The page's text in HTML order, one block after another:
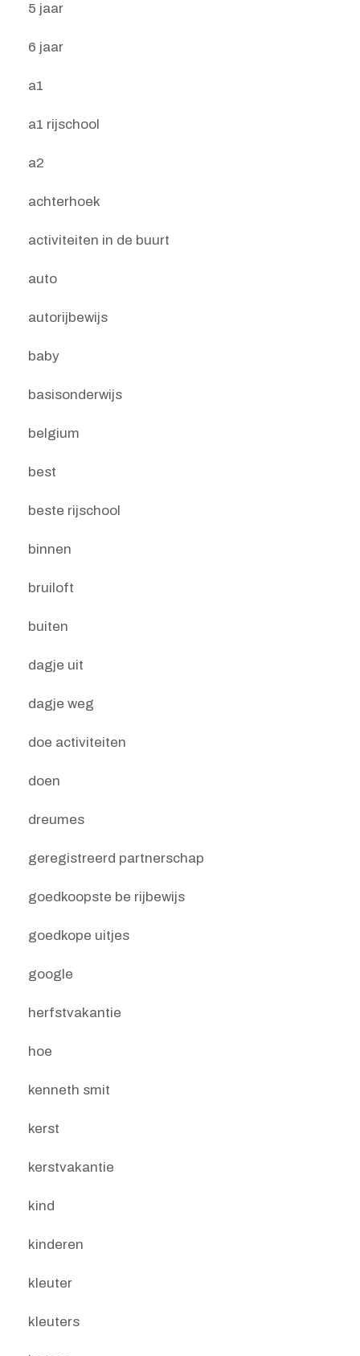
5 jaar
6 jaar
a1
a1 rijschool
a2
achterhoek
activiteiten in de buurt
auto
autorijbewijs
baby
basisonderwijs
belgium
best
beste rijschool
binnen
bruiloft
buiten
dagje uit
dagje weg
doe activiteiten
doen
dreumes
geregistreerd partnerschap
goedkoopste be rijbewijs
goedkope uitjes
google
herfstvakantie
hoe
kenneth smit
kerst
kerstvakantie
kind
kinderen
kleuter
kleuters